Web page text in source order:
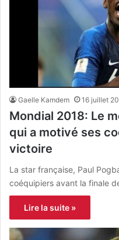
Gaelle Kamdem 16 juillet
Mondial 2018: Le
qui a motivé ses
victoire
La star française, Paul
coéquipiers avant la finale
Lire la suite »